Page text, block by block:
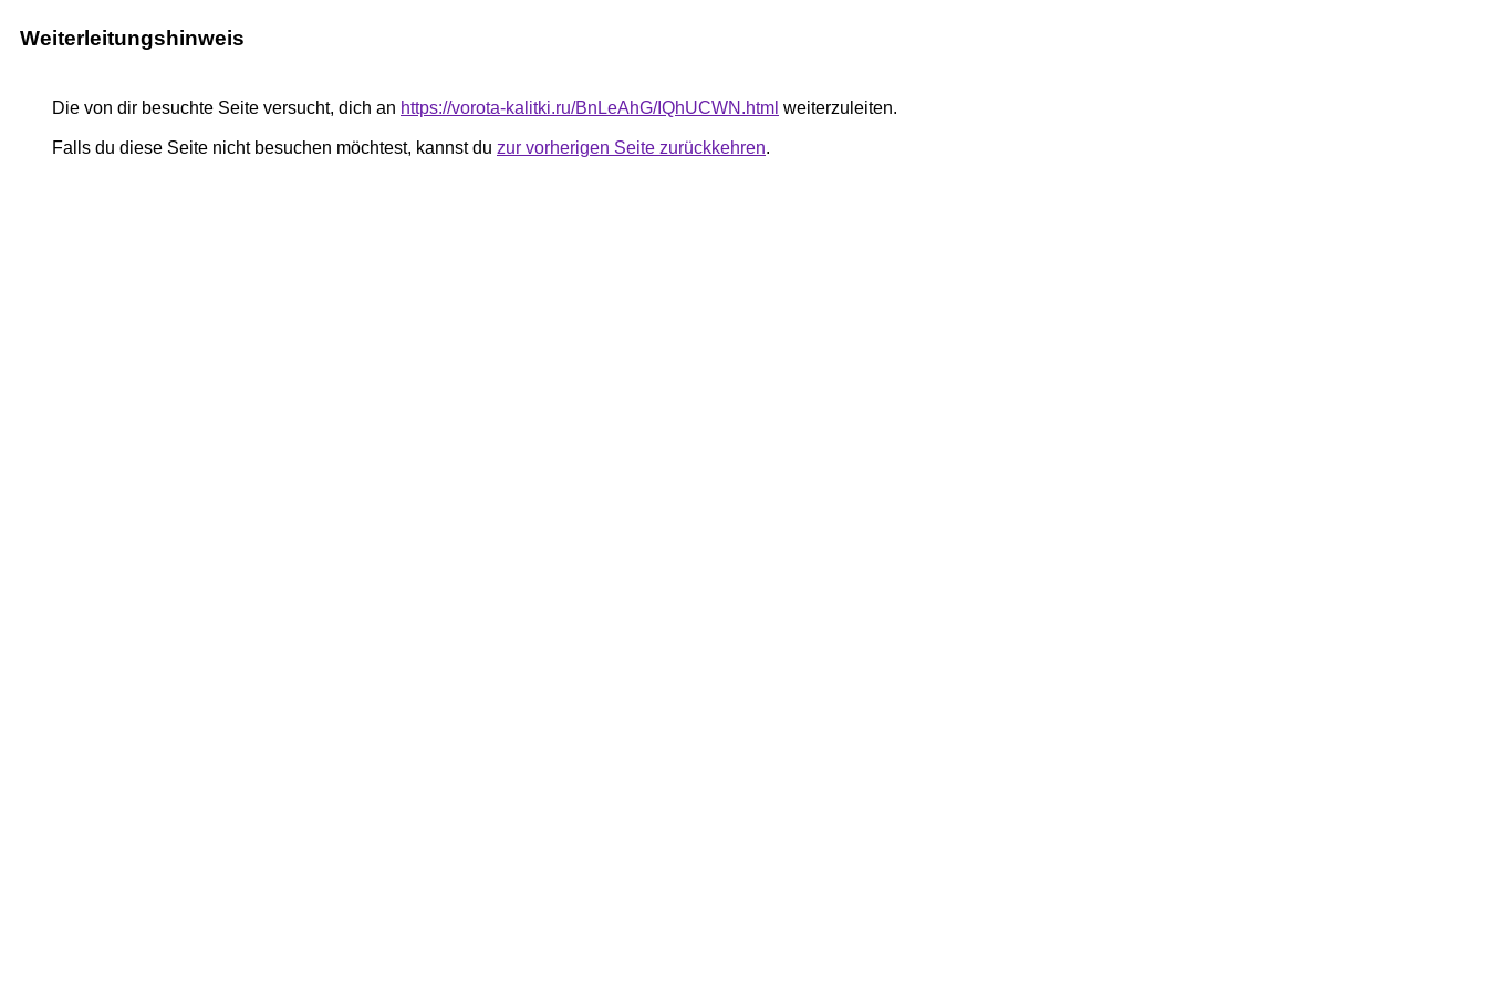
Weiterleitungshinweis
Die von dir besuchte Seite versucht, dich an https://vorota-kalitki.ru/BnLeAhG/IQhUCWN.html weiterzuleiten.
Falls du diese Seite nicht besuchen möchtest, kannst du zur vorherigen Seite zurückkehren.